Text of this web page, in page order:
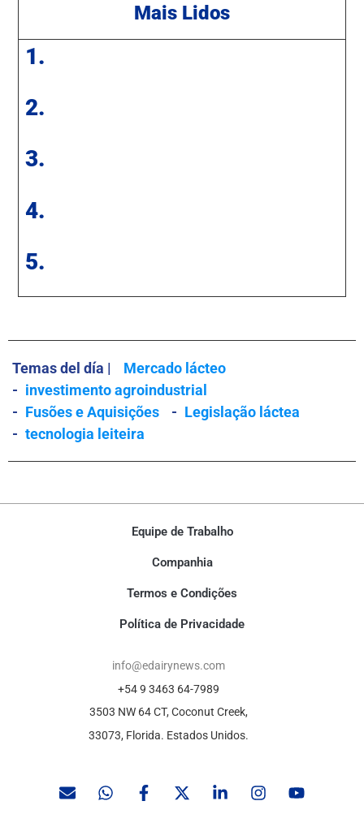
Mais Lidos
1.
2.
3.
4.
5.
Temas del día |
Mercado lácteo
- investimento agroindustrial
- Fusões e Aquisições - Legislação láctea
- tecnologia leiteira
Equipe de Trabalho
Companhia
Termos e Condições
Política de Privacidade
info@edairynews.com
+54 9 3463 64-7989
3503 NW 64 CT, Coconut Creek,
33073, Florida. Estados Unidos.